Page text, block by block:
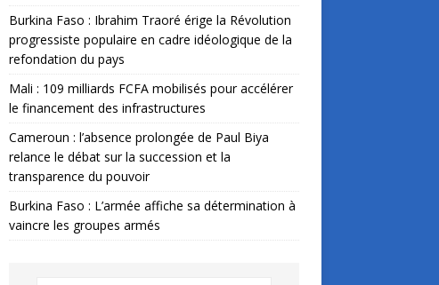
Burkina Faso : Ibrahim Traoré érige la Révolution
progressiste populaire en cadre idéologique de la
refondation du pays
Mali : 109 milliards FCFA mobilisés pour accélérer
le financement des infrastructures
Cameroun : l’absence prolongée de Paul Biya
relance le débat sur la succession et la
transparence du pouvoir
Burkina Faso : L’armée affiche sa détermination à
vaincre les groupes armés